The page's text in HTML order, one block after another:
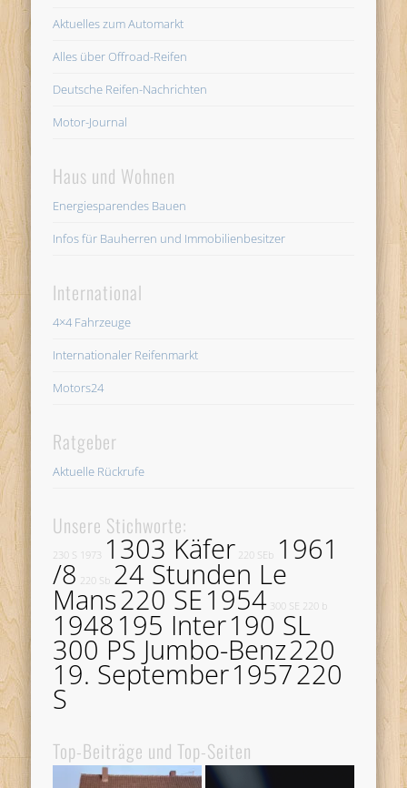
Aktuelles zum Automarkt
Alles über Offroad-Reifen
Deutsche Reifen-Nachrichten
Motor-Journal
Haus und Wohnen
Energiesparendes Bauen
Infos für Bauherren und Immobilienbesitzer
International
4×4 Fahrzeuge
Internationaler Reifenmarkt
Motors24
Ratgeber
Aktuelle Rückrufe
Unsere Stichworte:
230 S 1973 1303 Käfer 220 SEb 1961
/8 220 Sb 24 Stunden Le
Mans220 SE1954 300 SE 220 b
1948 195 Inter190 SL
300 PS Jumbo-Benz220
19. September1957220
S
Top-Beiträge und Top-Seiten